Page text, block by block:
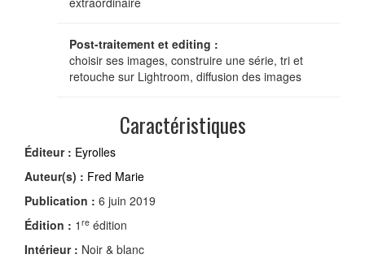
Post-traitement et editing :
choisir ses images, construire une série, tri et
retouche sur Lightroom, diffusion des images
Caractéristiques
Éditeur : Eyrolles
Auteur(s) : Fred Marie
Publication : 6 juin 2019
Édition : 1 re édition
Intérieur : Noir & blanc